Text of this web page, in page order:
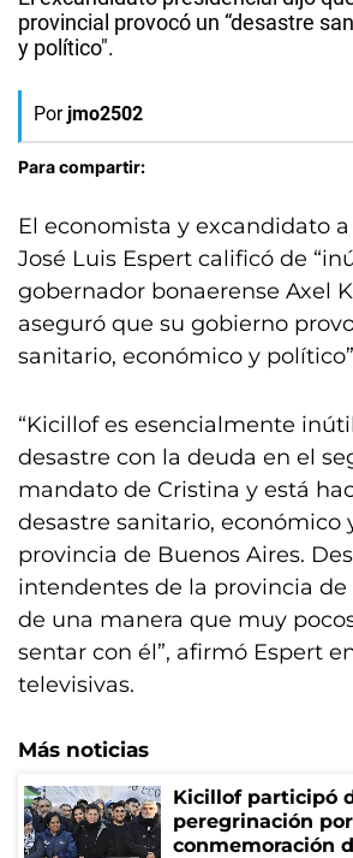
provincial provocó un “desastre
y político".
Por jmo2502
Para compartir:
El economista y excandidato
José Luis Espert calificó de
gobernador bonaerense Axel
aseguró que su gobierno
sanitario, económico y
“Kicillof es esencialmente
desastre con la deuda en el
mandato de Cristina y está
desastre sanitario, económico
provincia de Buenos Aires.
intendentes de la provincia de
de una manera que muy
sentar con él”, afirmó Espert
televisivas.
Más noticias
Kicillof participó
peregrinación
conmemoración